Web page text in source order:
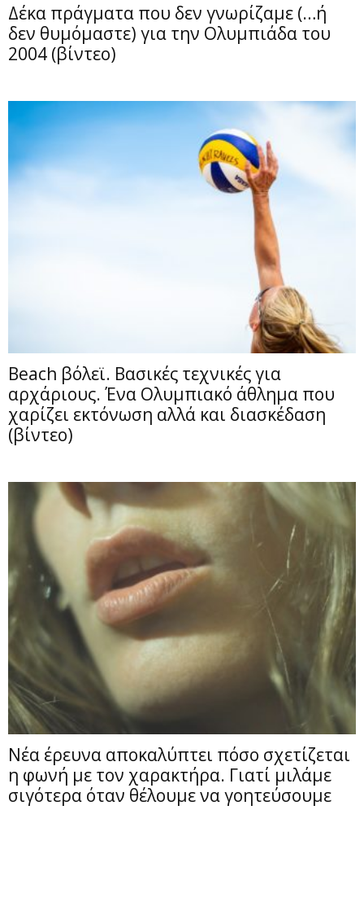
Δέκα πράγματα που δεν γνωρίζαμε (…ή
δεν θυμόμαστε) για την Ολυμπιάδα του
2004 (βίντεο)
Beach βόλεϊ. Βασικές τεχνικές για
αρχάριους. Ένα Ολυμπιακό άθλημα που
χαρίζει εκτόνωση αλλά και διασκέδαση
(βίντεο)
Νέα έρευνα αποκαλύπτει πόσο σχετίζεται
η φωνή με τον χαρακτήρα. Γιατί μιλάμε
σιγότερα όταν θέλουμε να γοητεύσουμε